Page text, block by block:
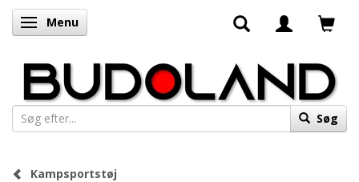
Skifte navigation
Menu
Søg
Kampsportstøj